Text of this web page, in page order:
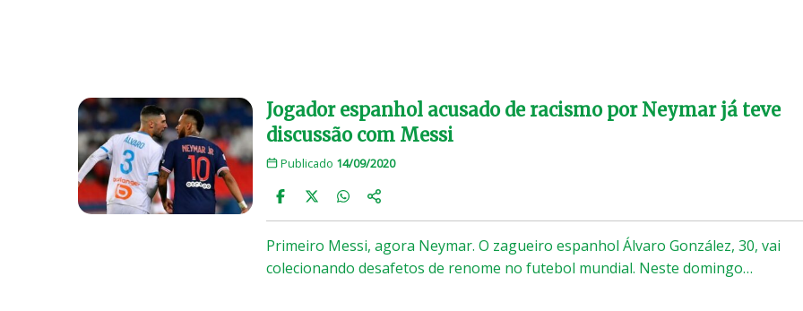
Jogador espanhol acusado de racismo por Neymar já teve
discussão com Messi
Publicado 14/09/2020
Primeiro Messi, agora Neymar. O zagueiro espanhol Álvaro González, 30, vai
colecionando desafetos de renome no futebol mundial. Neste domingo…